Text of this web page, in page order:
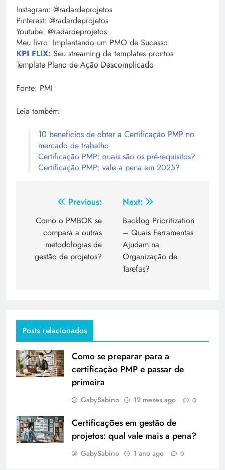
Instagram: @radardeprojetos
Pinterest: @radardeprojetos
Youtube: @radardeprojetos
Meu livro: Implantando um PMO de Sucesso
KPI FLIX: Seu streaming de templates prontos
Template Plano de Ação Descomplicado
Fonte: PMI
Leia também:
10 benefícios de obter a Certificação PMP no
mercado de trabalho
Certificação PMP: quais são os pré-requisitos?
Certificação PMP: vale a pena em 2025?
Previous:
Como o PMBOK se
compara a outras
metodologias de
gestão de projetos?
Next:
Backlog Prioritization
– Quais Ferramentas
Ajudam na
Organização de
Tarefas?
Posts relacionados
Como se preparar para a
certificação PMP e passar de
primeira
GabySabino 12 meses ago 0
Certificações em gestão de
projetos: qual vale mais a pena?
GabySabino 1 ano ago 0